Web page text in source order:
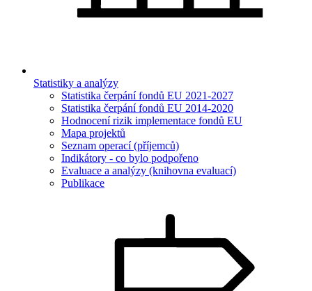
Statistiky a analýzy
Statistika čerpání fondů EU 2021-2027
Statistika čerpání fondů EU 2014-2020
Hodnocení rizik implementace fondů EU
Mapa projektů
Seznam operací (příjemců)
Indikátory - co bylo podpořeno
Evaluace a analýzy (knihovna evaluací)
Publikace